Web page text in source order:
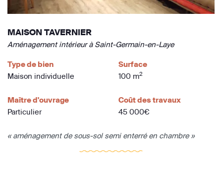
MAISON TAVERNIER
Aménagement intérieur à Saint-Germain-en-Laye
Type de bien
Maison individuelle
Surface
100 m2
Maître d'ouvrage
Particulier
Coût des travaux
45 000€
« aménagement de sous-sol semi enterré en chambre »